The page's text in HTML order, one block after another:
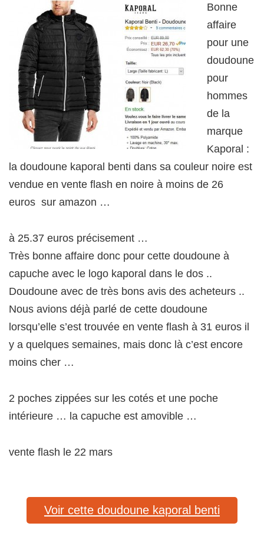
Bonne
affaire
pour une
doudoune
pour
hommes
de la
marque
Kaporal :
la doudoune kaporal benti dans sa couleur noire est
vendue en vente flash en noire à moins de 26
euros sur amazon …
à 25.37 euros précisement …
Très bonne affaire donc pour cette doudoune à
capuche avec le logo kaporal dans le dos ..
Doudoune avec de très bons avis des acheteurs ..
Nous avions déjà parlé de cette doudoune
lorsqu’elle s’est trouvée en vente flash à 31 euros il
y a quelques semaines, mais donc là c’est encore
moins cher …
2 poches zippées sur les cotés et une poche
intérieure … la capuche est amovible …
vente flash le 22 mars
Voir cette doudoune kaporal benti